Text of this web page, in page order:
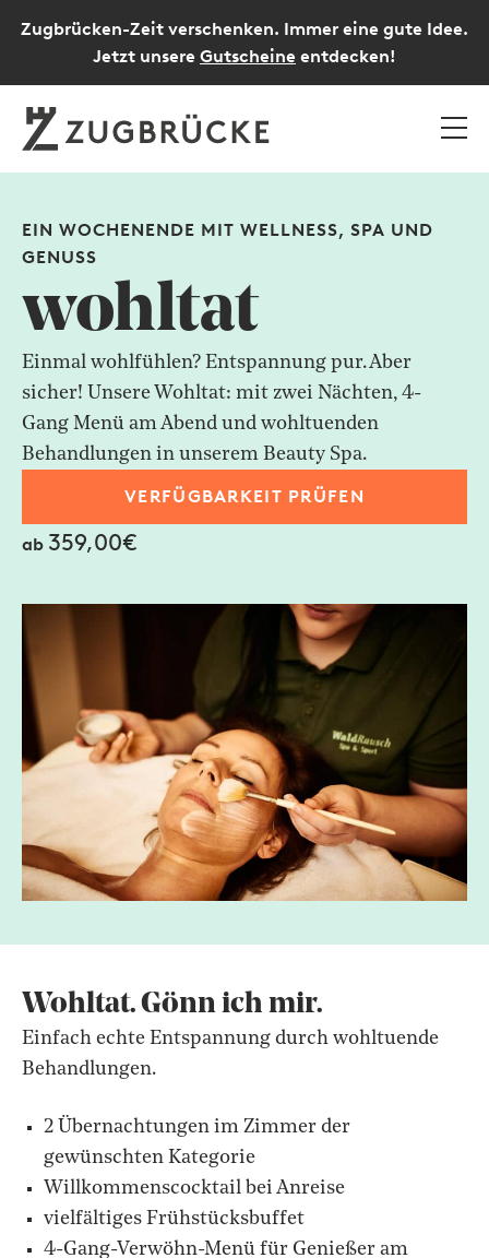
Zugbrücken-Zeit verschenken. Immer eine gute Idee.
Jetzt unsere Gutscheine entdecken!
EIN WOCHENENDE MIT WELLNESS, SPA UND
GENUSS
wohltat
Einmal wohlfühlen? Entspannung pur. Aber
sicher! Unsere Wohltat: mit zwei Nächten, 4-
Gang Menü am Abend und wohltuenden
Behandlungen in unserem Beauty Spa.
VERFÜGBARKEIT PRÜFEN
ab 359,00€
Wohltat. Gönn ich mir.
Einfach echte Entspannung durch wohltuende
Behandlungen.
2 Übernachtungen im Zimmer der
gewünschten Kategorie
Willkommenscocktail bei Anreise
vielfältiges Frühstücksbuffet
4-Gang-Verwöhn-Menü für Genießer am